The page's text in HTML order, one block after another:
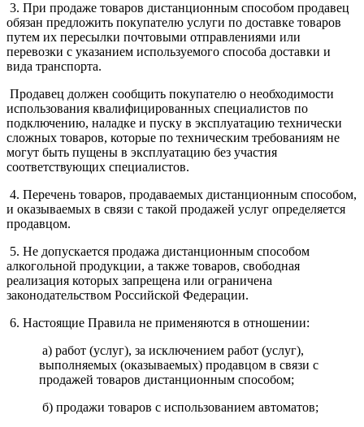
3. При продаже товаров дистанционным способом продавец
обязан предложить покупателю услуги по доставке товаров
путем их пересылки почтовыми отправлениями или
перевозки с указанием используемого способа доставки и
вида транспорта.
Продавец должен сообщить покупателю о необходимости
использования квалифицированных специалистов по
подключению, наладке и пуску в эксплуатацию технически
сложных товаров, которые по техническим требованиям не
могут быть пущены в эксплуатацию без участия
соответствующих специалистов.
4. Перечень товаров, продаваемых дистанционным способом,
и оказываемых в связи с такой продажей услуг определяется
продавцом.
5. Не допускается продажа дистанционным способом
алкогольной продукции, а также товаров, свободная
реализация которых запрещена или ограничена
законодательством Российской Федерации.
6. Настоящие Правила не применяются в отношении:
а) работ (услуг), за исключением работ (услуг),
выполняемых (оказываемых) продавцом в связи с
продажей товаров дистанционным способом;
б) продажи товаров с использованием автоматов;